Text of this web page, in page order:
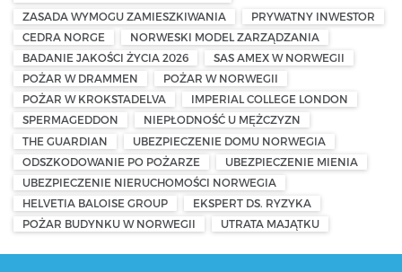
ZASADA WYMOGU ZAMIESZKIWANIA
PRYWATNY INWESTOR
CEDRA NORGE
NORWESKI MODEL ZARZĄDZANIA
BADANIE JAKOŚCI ŻYCIA 2026
SAS AMEX W NORWEGII
POŻAR W DRAMMEN
POŻAR W NORWEGII
POŻAR W KROKSTADELVA
IMPERIAL COLLEGE LONDON
SPERMAGEDDON
NIEPŁODNOŚĆ U MĘŻCZYZN
THE GUARDIAN
UBEZPIECZENIE DOMU NORWEGIA
ODSZKODOWANIE PO POŻARZE
UBEZPIECZENIE MIENIA
UBEZPIECZENIE NIERUCHOMOŚCI NORWEGIA
HELVETIA BALOISE GROUP
EKSPERT DS. RYZYKA
POŻAR BUDYNKU W NORWEGII
UTRATA MAJĄTKU